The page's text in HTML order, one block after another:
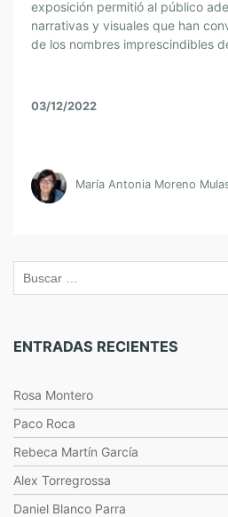
exposición permitió al público
narrativas y visuales que han
de los nombres imprescindibles
03/12/2022
María Antonia Moreno
ENTRADAS RECIENTES
Rosa Montero
Paco Roca
Rebeca Martín García
Alex Torregrossa
Daniel Blanco Parra